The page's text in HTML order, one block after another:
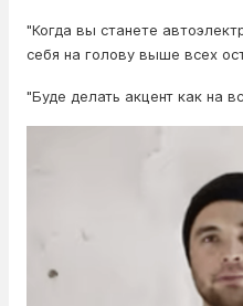
"Когда вы станете
себя на голову выше всех
"Буде делать акцент как на